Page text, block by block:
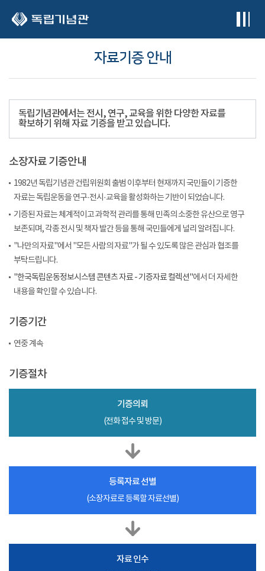
자료기증 안내
독립기념관에서는 전시, 연구, 교육을 위한 다양한 자료를
확보하기 위해 자료 기증을 받고 있습니다.
소장자료 기증안내
1982년 독립기념관 건립위원회 출범 이후부터 현재까지 국민들이 기증한
자료는 독립운동을 연구·전시·교육을 활성화하는 기반이 되었습니다.
기증된 자료는 체계적이고 과학적 관리를 통해 민족의 소중한 유산으로 영구
보존되며, 각종 전시 및 책자 발간 등을 통해 국민들에게 널리 알려집니다.
"나만의 자료"에서 "모든 사람의 자료"가 될 수 있도록 많은 관심과 협조를
부탁드립니다.
"한국독립운동정보시스템 콘텐츠 자료 - 기증자료 컬렉션"에서 더 자세한
내용을 확인할 수 있습니다.
기증기간
연중 계속
기증절차
기증의뢰
(전화 접수 및 방문)
등록자료 선별
(소장자료로 등록할 자료선별)
자료 인수